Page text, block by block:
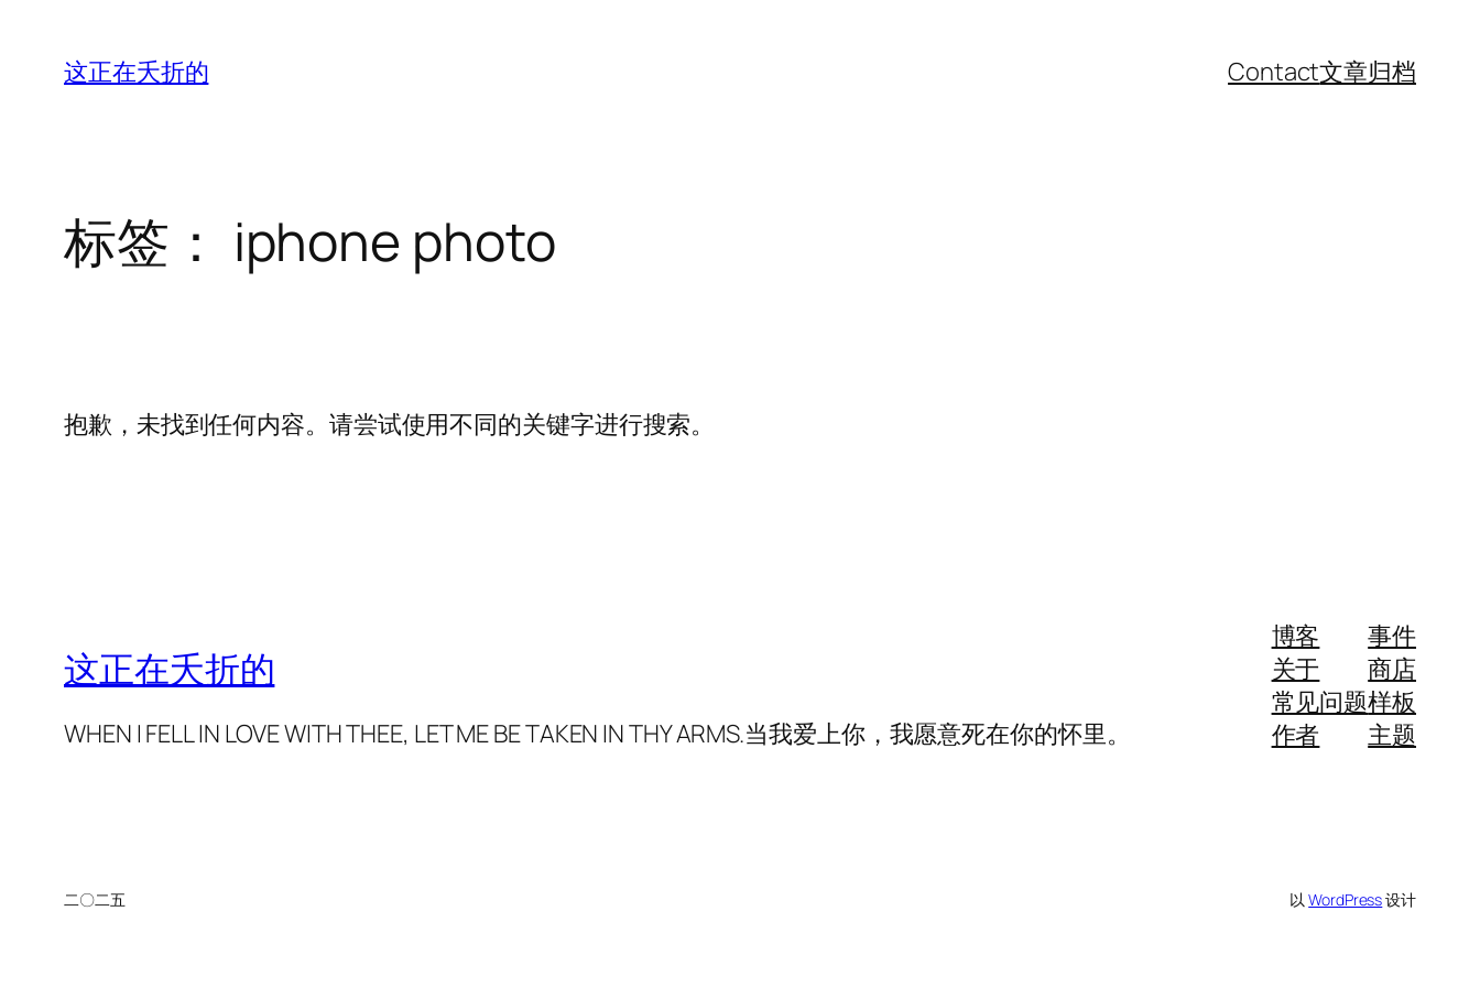
这正在夭折的 Contact文章归档
标签： iphone photo
抱歉，未找到任何内容。请尝试使用不同的关键字进行搜索。
这正在夭折的
WHEN I FELL IN LOVE WITH THEE, LET ME BE TAKEN IN THY ARMS.当我爱上你，我愿意死在你的怀里。
博客
关于
常见问题
作者
事件
商店
样板
主题
二〇二五 以WordPress设计